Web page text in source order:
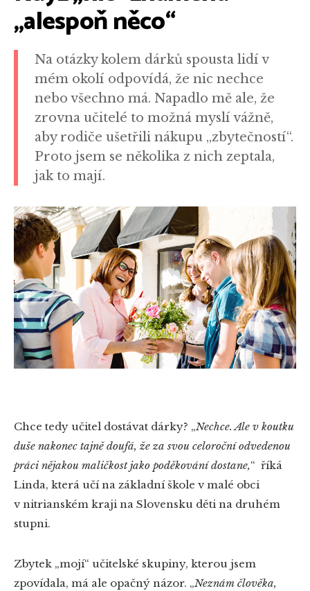
„alespoň něco“
Na otázky kolem dárků spousta lidí v
mém okolí odpovídá, že nic nechce
nebo všechno má. Napadlo mě ale, že
zrovna učitelé to možná myslí vážně,
aby rodiče ušetřili nákupu „zbytečností“.
Proto jsem se několika z nich zeptala,
jak to mají.
Chce tedy učitel dostávat dárky? „Nechce. Ale v koutku
duše nakonec tajně doufá, že za svou celoroční odvedenou
práci nějakou maličkost jako poděkování dostane,“ říká
Linda, která učí na základní škole v malé obci
v nitrianském kraji na Slovensku děti na druhém
stupni.
Zbytek „mojí“ učitelské skupiny, kterou jsem
zpovídala, má ale opačný názor. „Neznám člověka,